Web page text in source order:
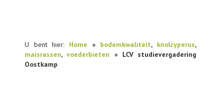
U bent hier: Home » bodemkwaliteit, knolcyperus,
maisrassen,voederbieten » LCV studievergadering
Oostkamp